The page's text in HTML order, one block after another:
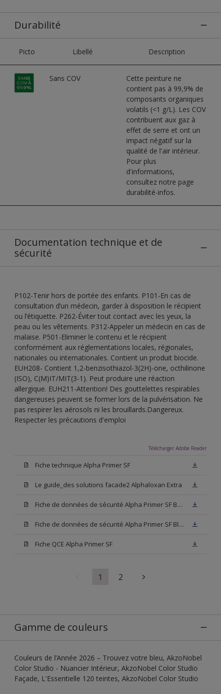
Durabilité
Picto Libellé Description
Sans COV
Cette peinture ne
contient pas à 99,9% de
composants organiques
volatils (<1 g/L). Les COV
contribuent aux gaz à
effet de serre et ont un
impact négatif sur la
qualité de l'air intérieur.
Pour plus
d'informations,
consultez notre page
durabilité-infos.
Documentation technique et de
sécurité
P102-Tenir hors de portée des enfants. P101-En cas de
consultation d’un médecin, garder à disposition le récipient
ou l’étiquette. P262-Éviter tout contact avec les yeux, la
peau ou les vêtements. P312-Appeler un médecin en cas de
malaise. P501-Eliminer le contenu et le récipient
conformément aux réglementations locales, régionales,
nationales ou internationales. Contient un produit biocide.
EUH208- Contient 1,2-benzisothiazol-3(2H)-one, octhilinone
(ISO), C(M)IT/MIT(3-1). Peut produire une réaction
allergique. EUH211-Attention! Des gouttelettes respirables
dangereuses peuvent se former lors de la pulvérisation. Ne
pas respirer les aérosols ni les brouillards.Dangereux.
Respecter les précautions d'emploi
Télécharger Adobe Reader
Fiche technique Alpha Primer SF
Le guide_des solutions facade2 Alphaloxan Extra
Fiche de données de sécurité Alpha Primer SF Base W05
Fiche de données de sécurité Alpha Primer SF Blanc
Fiche QCE Alpha Primer SF
1 2
Gamme de couleurs
Couleurs de l’Année 2026 – Trouvez votre bleu, AkzoNobel
Color Studio - Nuancier Intérieur, AkzoNobel Color Studio
Façade, L'Essentielle 120 teintes, AkzoNobel Color Studio